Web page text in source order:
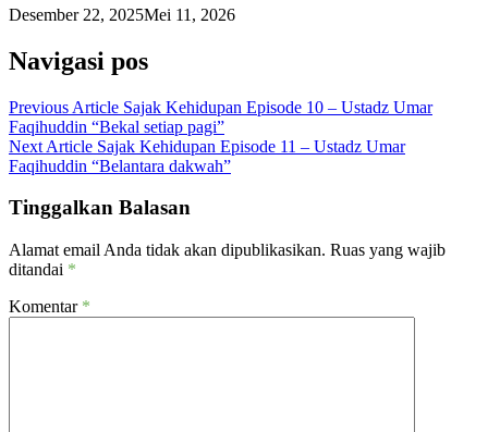
Desember 22, 2025Mei 11, 2026
Navigasi pos
Previous Article Sajak Kehidupan Episode 10 – Ustadz Umar
Faqihuddin “Bekal setiap pagi”
Next Article Sajak Kehidupan Episode 11 – Ustadz Umar
Faqihuddin “Belantara dakwah”
Tinggalkan Balasan
Alamat email Anda tidak akan dipublikasikan. Ruas yang wajib
ditandai *
Komentar *